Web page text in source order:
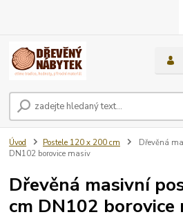
Úvod Postele 120 x 200 cm
Dřevěná
DN102 borovice masiv
Dřevěná masivní
cm DN102 borovice